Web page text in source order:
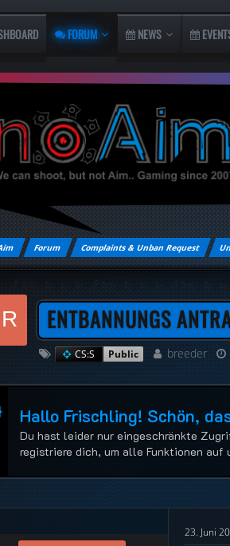
FORUM NEWS
Forum Complaints & Unban Request
ENTBANNUNGS
CS:S Public breeder
Hallo Frischling! Schön,
Du hast leider nur eingeschränkte
registriere dich, um alle Funktionen auf
23. Juni